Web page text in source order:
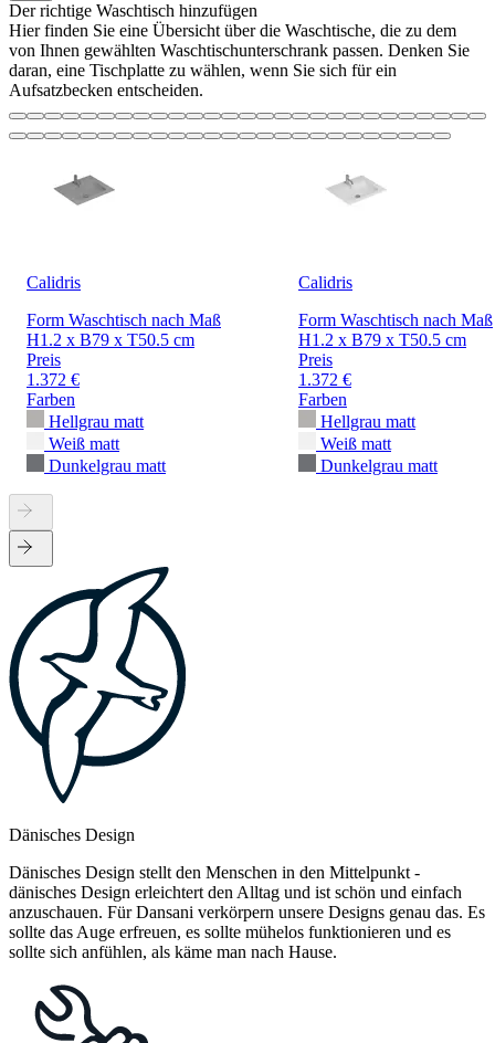
Der richtige Waschtisch hinzufügen
Hier finden Sie eine Übersicht über die Waschtische, die zu dem
von Ihnen gewählten Waschtischunterschrank passen. Denken Sie
daran, eine Tischplatte zu wählen, wenn Sie sich für ein
Aufsatzbecken entscheiden.
Calidris
Form Waschtisch nach Maß
H1.2 x B79 x T50.5 cm
Preis
1.372 €
Farben
Hellgrau matt
Weiß matt
Dunkelgrau matt
Calidris
Form Waschtisch nach Maß
H1.2 x B79 x T50.5 cm
Preis
1.372 €
Farben
Hellgrau matt
Weiß matt
Dunkelgrau matt
Dänisches Design
Dänisches Design stellt den Menschen in den Mittelpunkt -
dänisches Design erleichtert den Alltag und ist schön und einfach
anzuschauen. Für Dansani verkörpern unsere Designs genau das. Es
sollte das Auge erfreuen, es sollte mühelos funktionieren und es
sollte sich anfühlen, als käme man nach Hause.